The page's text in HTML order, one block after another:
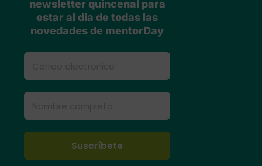
newsletter quincenal para
estar al día de todas las
novedades de mentorDay